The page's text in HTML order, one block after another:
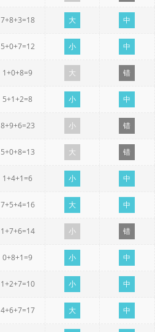
7+8+3=18 大 中
5+0+7=12 小 中
1+0+8=9 大 错
5+1+2=8 小 中
8+9+6=23 小 错
5+0+8=13 大 错
1+4+1=6 小 中
7+5+4=16 大 中
1+7+6=14 小 错
0+8+1=9 小 中
1+2+7=10 小 中
4+6+7=17 大 中